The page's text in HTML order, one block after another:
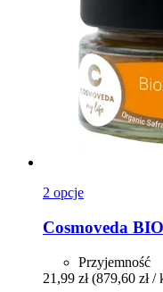
2 opcje
Cosmoveda
Przyjemność
21,99 zł (879,60 zł /